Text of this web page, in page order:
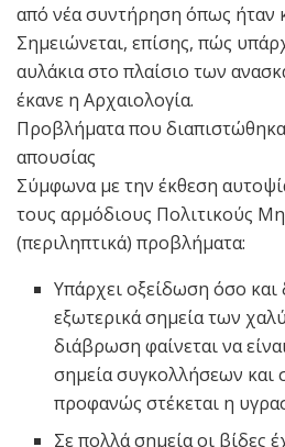
από νέα συντήρηση όπως ήταν
Σημειώνεται, επίσης, πώς
αυλάκια στο πλαίσιο των
έκανε η Αρχαιολογία.
Προβλήματα που
απουσίας
Σύμφωνα με την έκθεση
τους αρμόδιους Πολιτικούς
(περιληπτικά) προβλήματα:
Υπάρχει οξείδωση όσο
εξωτερικά σημεία των
διάβρωση φαίνεται να
σημεία συγκολλήσεων και
προφανώς στέκεται η
Σε πολλά σημεία οι βίδες